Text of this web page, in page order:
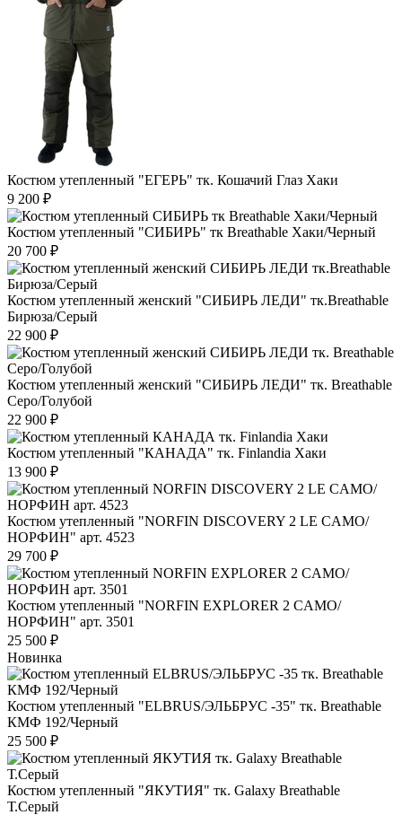
Костюм утепленный "ЕГЕРЬ" тк. Кошачий Глаз Хаки
9 200 ₽
Костюм утепленный "СИБИРЬ" тк Breathable Хаки/Черный
20 700 ₽
Костюм утепленный женский "СИБИРЬ ЛЕДИ" тк.Breathable
Бирюза/Серый
22 900 ₽
Костюм утепленный женский "СИБИРЬ ЛЕДИ" тк. Breathable
Серо/Голубой
22 900 ₽
Костюм утепленный "КАНАДА" тк. Finlandia Хаки
13 900 ₽
Костюм утепленный "NORFIN DISCOVERY 2 LE CAMO/
НОРФИН" арт. 4523
29 700 ₽
Костюм утепленный "NORFIN EXPLORER 2 CAMO/
НОРФИН" арт. 3501
25 500 ₽
Новинка
Костюм утепленный "ELBRUS/ЭЛЬБРУС -35" тк. Breathable
КМФ 192/Черный
25 500 ₽
Костюм утепленный "ЯКУТИЯ" тк. Galaxy Breathable
Т.Серый